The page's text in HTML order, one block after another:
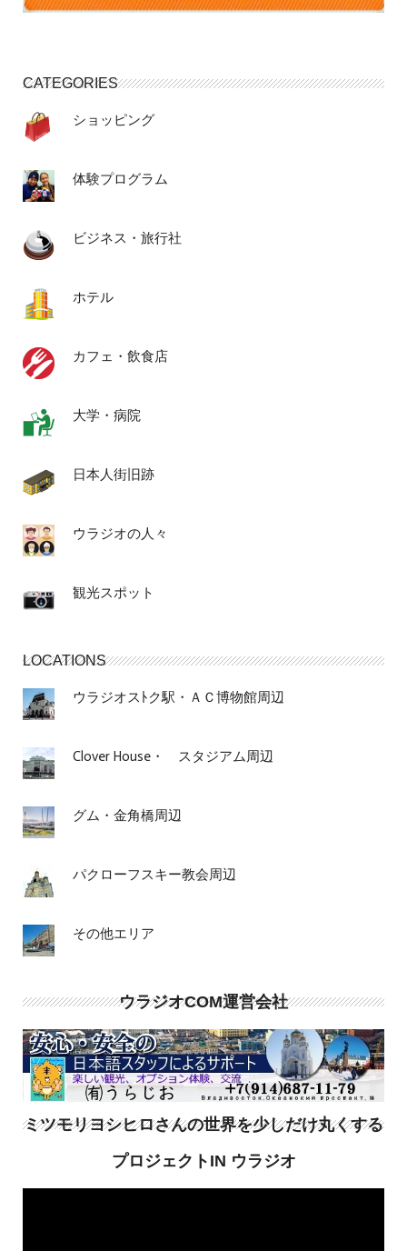
CATEGORIES
ショッピング
体験プログラム
ビジネス・旅行社
ホテル
カフェ・飲食店
大学・病院
日本人街旧跡
ウラジオの人々
観光スポット
LOCATIONS
ウラジオスﾄク駅・ＡＣ博物館周辺
Clover House・ スタジアム周辺
グム・金角橋周辺
パクローフスキー教会周辺
その他エリア
ウラジオCOM運営会社
ミツモリヨシヒロさんの世界を少しだけ丸くする
プロジェクトIN ウラジオ